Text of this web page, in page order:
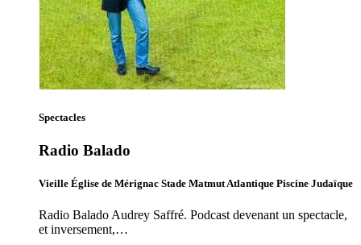
Spectacles
Radio Balado
Vieille Église de Mérignac Stade Matmut Atlantique Piscine Judaïque
Radio Balado Audrey Saffré. Podcast devenant un spectacle,
et inversement,…